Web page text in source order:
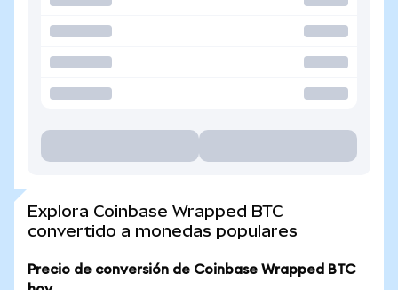
Explora Coinbase Wrapped BTC
convertido a monedas populares
Precio de conversión de Coinbase Wrapped BTC